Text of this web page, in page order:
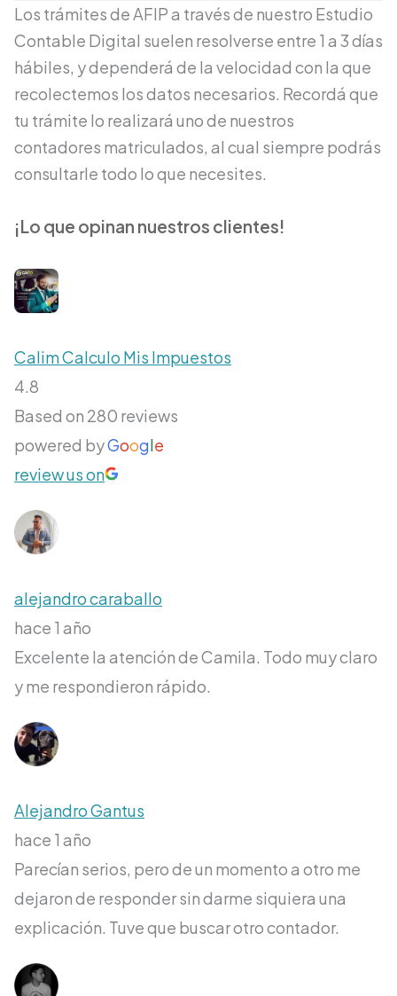
Los trámites de AFIP a través de nuestro Estudio
Contable Digital suelen resolverse entre 1 a 3 días
hábiles, ydependerá de la velocidad con la que
recolectemos los datos necesarios. Recordá que
tu trámite lo realizará uno de nuestros
contadores matriculados, al cual siempre podrás
consultarle todo lo que necesites.
¡Lo que opinan nuestros clientes!
Calim Calculo Mis Impuestos
4.8
Based on 280 reviews
powered byGoogle
review us on
alejandro caraballo
hace 1 año
Excelente la atención de Camila. Todo muy claro
y me respondieron rápido.
Alejandro Gantus
hace 1 año
Parecían serios, pero de un momento a otro me
dejaron de responder sin darme siquiera una
explicación. Tuve que buscar otro contador.